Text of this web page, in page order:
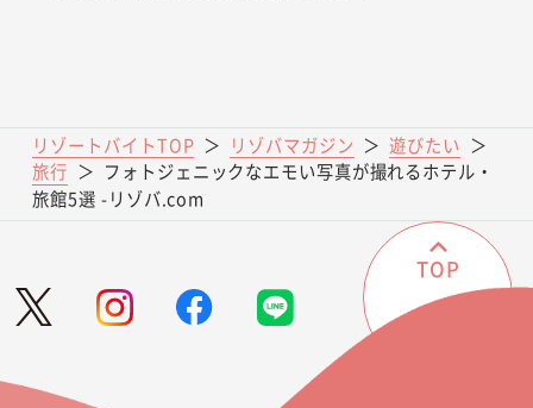
リゾートバイトTOP ＞ リゾバマガジン ＞ 遊びたい ＞
旅行 ＞ フォトジェニックなエモい写真が撮れるホテル・
旅館5選 -リゾバ.com
TOP